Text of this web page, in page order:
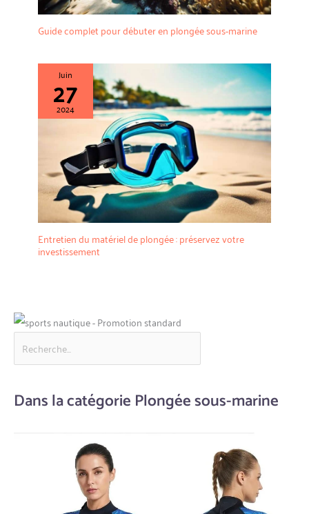
Guide complet pour débuter en plongée sous-marine
Juin
27
2024
Entretien du matériel de plongée : préservez votre
investissement
Dans la catégorie Plongée sous-marine